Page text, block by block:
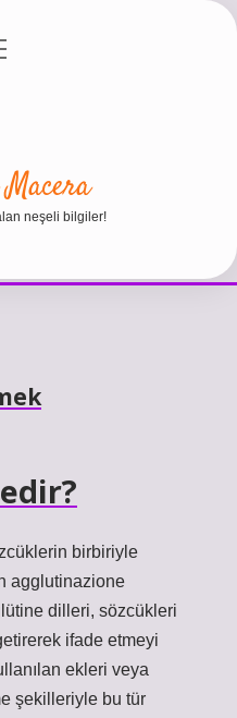
neşeli bilgiler!
birbiriyle
agglutinazione
dilleri, sözcükleri
ifade etmeyi
ekleri veya
şekilleriyle bu tür